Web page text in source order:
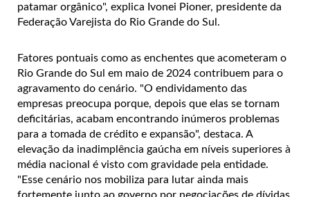
patamar orgânico", explica Ivonei Pioner, presidente da
Federação Varejista do Rio Grande do Sul.
Fatores pontuais como as enchentes que acometeram o
Rio Grande do Sul em maio de 2024 contribuem para o
agravamento do cenário. "O endividamento das
empresas preocupa porque, depois que elas se tornam
deficitárias, acabam encontrando inúmeros problemas
para a tomada de crédito e expansão", destaca. A
elevação da inadimplência gaúcha em níveis superiores à
média nacional é visto com gravidade pela entidade.
"Esse cenário nos mobiliza para lutar ainda mais
fortemente junto ao governo por negociações de dívidas